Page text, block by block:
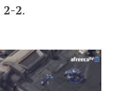
2-2.